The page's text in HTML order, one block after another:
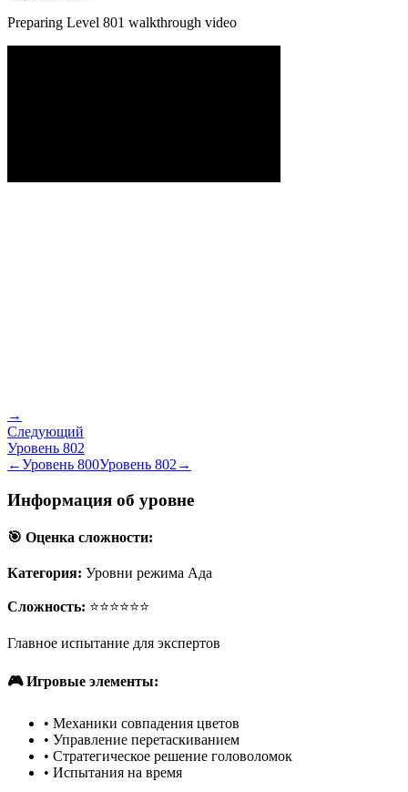
Preparing Level 801 walkthrough video
→
Следующий
Уровень 802
←Уровень 800Уровень 802 →
Информация об уровне
🎯 Оценка сложности:
Категория: Уровни режима Ада
Сложность: ⭐⭐⭐⭐⭐⭐
Главное испытание для экспертов
🎮 Игровые элементы:
• Механики совпадения цветов
• Управление перетаскиванием
• Стратегическое решение головоломок
• Испытания на время